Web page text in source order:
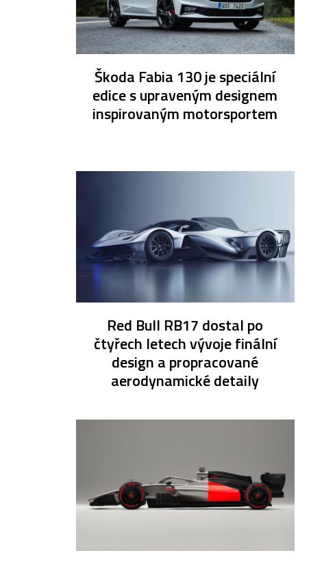
Škoda Fabia 130 je speciální
edice s upraveným designem
inspirovaným motorsportem
Red Bull RB17 dostal po
čtyřech letech vývoje finální
design a propracované
aerodynamické detaily